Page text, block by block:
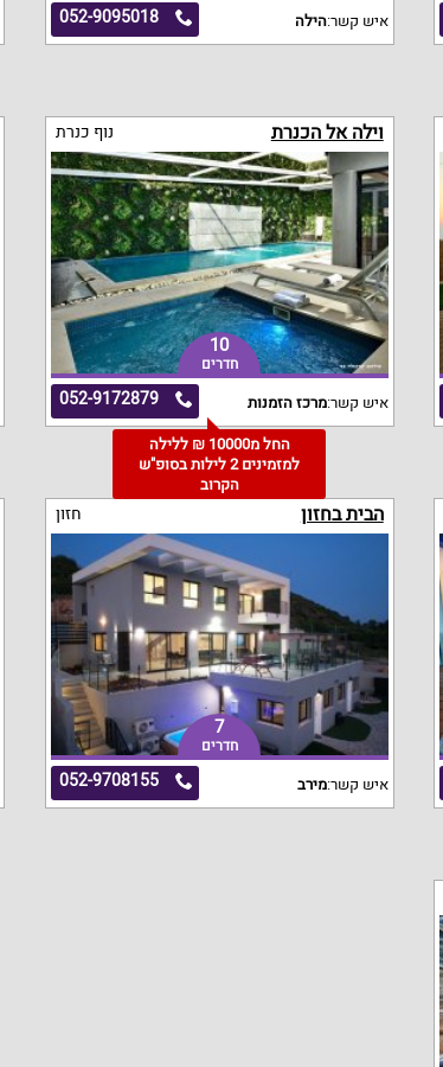
052-9095018 איש קשר:הילה
וילה אל הכנרת נוף כנרת
10
חדרים
052-9172879 איש קשר:מרכז הזמנות
החל מ10000 ₪ ללילה
למזמינים 2 לילות בסופ"ש
הקרוב
הבית בחזון חזון
7
חדרים
052-9708155 איש קשר:מירב